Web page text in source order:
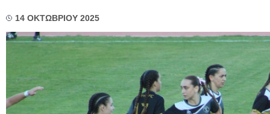
14 ΟΚΤΩΒΡΙΟΥ 2025